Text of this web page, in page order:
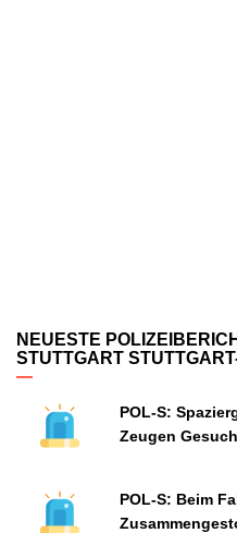
NEUESTE
STUTTGART
POL-S:
Zeugen
POL-S: Beim